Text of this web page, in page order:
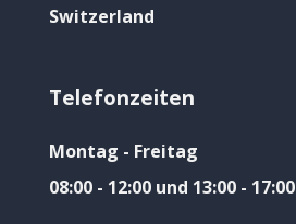
Switzerland
Telefonzeiten
Montag - Freitag
08:00 - 12:00 und 13:00 - 17:00